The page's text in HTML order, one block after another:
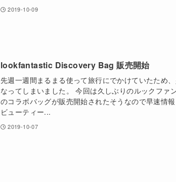
2019-10-09
lookfantastic Discovery Bag 販売開始
先週一週間まるまる使って旅行にでかけていたため
なってしまいました。 今回は久しぶりのルックファ
のコラボバッグが販売開始されたそうなので早速情
ビューティー...
2019-10-07